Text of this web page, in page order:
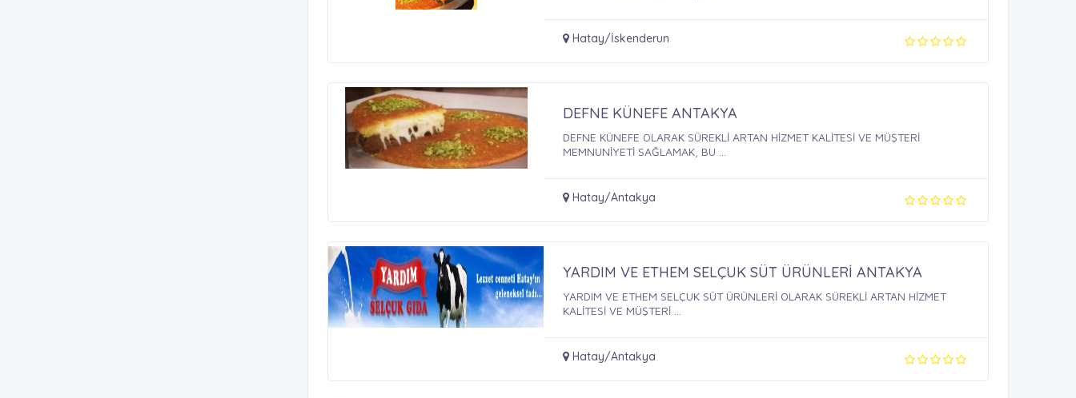
Hatay/İskenderun
DEFNE KÜNEFE ANTAKYA
DEFNE KÜNEFE OLARAK SÜREKLİ ARTAN HİZMET KALİTESİ VE MÜŞTERİ
MEMNUNİYETİ SAĞLAMAK, BU ...
Hatay/Antakya
YARDIM VE ETHEM SELÇUK SÜT ÜRÜNLERİ ANTAKYA
YARDIM VE ETHEM SELÇUK SÜT ÜRÜNLERİ OLARAK SÜREKLİ ARTAN HİZMET
KALİTESİ VE MÜŞTERİ ...
Hatay/Antakya